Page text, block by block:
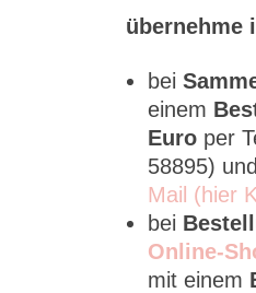
übernehme
bei
einem
Euro per
58895) und
Mail (hier
bei
Online-
mit einem